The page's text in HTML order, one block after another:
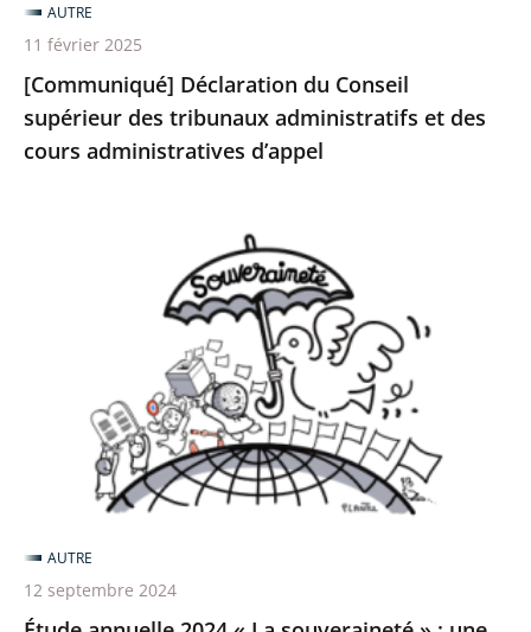
cours
administratives
d’appel
[Communiqué] Déclaration du Conseil
supérieur des tribunaux administratifs et des
cours administratives d’appel
AUTRE
11 février 2025
souveraineté
dont
l’exercice
AUTRE
12 septembre 2024